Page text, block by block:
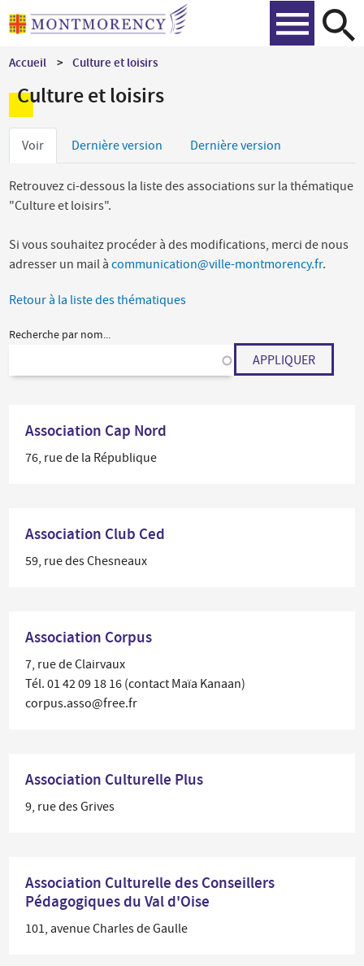
Aller
au
Accueil Culture et loisirs
Culture et loisirs
Onglets
Voir Dernière version Dernière version
Retrouvez ci-dessous la liste des associations sur la thématique
"Culture et loisirs".
Si vous souhaitez procéder à des modifications, merci de nous
adresser un mail àcommunication@ville-montmorency.fr.
Retour à la liste des thématiques
Recherche par nom...
APPLIQUER
Association Cap Nord
76, rue de la République
Association Club Ced
59, rue des Chesneaux
Association Corpus
7, rue de Clairvaux
Tél. 01 42 09 18 16 (contact Maïa Kanaan)
corpus.asso@free.fr
Association Culturelle Plus
9, rue des Grives
Association Culturelle des Conseillers
Pédagogiques du Val d'Oise
101, avenue Charles de Gaulle